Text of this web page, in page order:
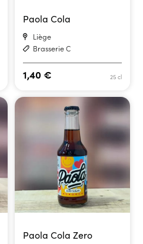
Paola Cola
Liège
Brasserie C
25 cl
1,40 €
Paola Cola Zero